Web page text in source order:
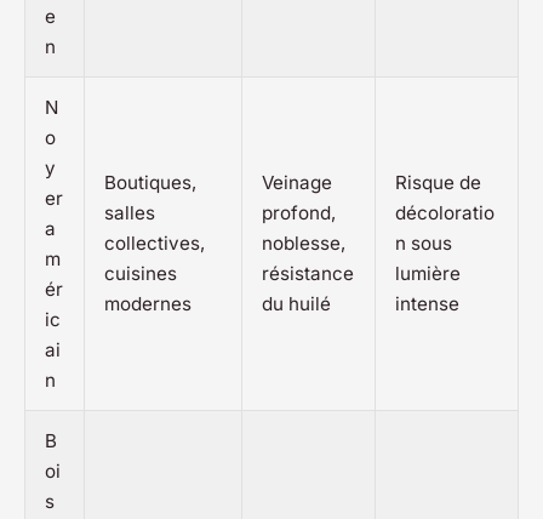
e
n
N
o
y
er
a
m
ér
ic
ai
n
Boutiques,
salles
collectives,
cuisines
modernes
Veinage
profond,
noblesse,
résistance
du huilé
Risque de
décoloratio
n sous
lumière
intense
B
oi
s